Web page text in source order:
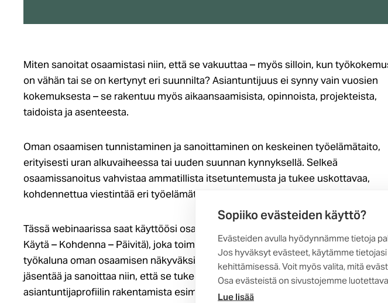
Sopiiko evästeiden käyttö?
Evästeiden avulla hyödynnämme tietoja
Jos hyväksyt evästeet, käytämme
kehittämisessä. Voit myös valita, mitä
Osa evästeistä on sivustojemme
Lue lisää
Miten sanoitat osaamistasi niin, että se vakuuttaa – myös silloin, kun
on vähän tai se on kertynyt eri suunnilta? Asiantuntijuus ei synny vain vuosien
kokemuksesta – se rakentuu myös aikaansaamisista, opinnoista, projekteista,
taidoista ja asenteesta.
Oman osaamisen tunnistaminen ja sanoittaminen on keskeinen työelämätaito,
erityisesti uran alkuvaiheessa tai uuden suunnan kynnyksellä. Selkeä
osaamissanoitus vahvistaa ammatillista itsetuntemusta ja tukee uskottavaa,
kohdennettua viestintää eri työelämätilanteissa.
Tässä webinaarissa saat käyttöösi osaamissyklin – viisi askelta (Kerää – Tiivistä –
Käytä – Kohdenna – Päivitä), joka toimii konkreettisena ajattelun ja jäsentämisen
työkaluna oman osaamisen näkyväksi tekemiseen. Käymme läpi, miten
jäsentää ja sanoittaa niin, että se tukee työnhakua, verkostoitumista ja
asiantuntijaprofiilin rakentamista esimerkiksi LinkedInissä.